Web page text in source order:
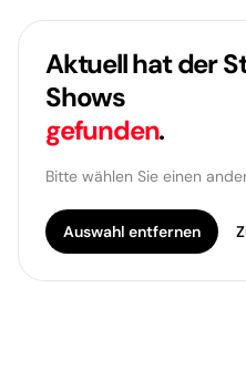
Aktuell hat der
Shows
gefunden.
Bitte wählen Sie einen
Auswahl entfernen